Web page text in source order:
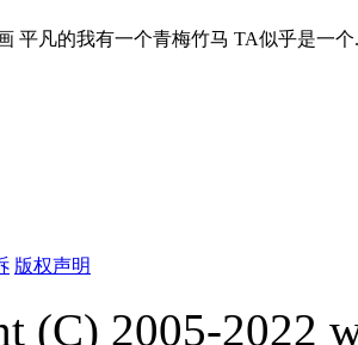
平凡的我有一个青梅竹马 TA似乎是一个
版权声明
(C) 2005-2022